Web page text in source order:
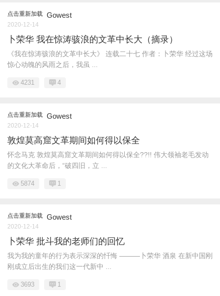
点击重新加载 Gowest
2020-12-14
卜荣华 我在惊涛骇浪的文革中长大（摘录）
《我在惊涛骇浪的文革中长大》 连载二十七 作者：卜荣华 经过这场
惊心动魄的风雨之后，我虽 ...
4231 4
点击重新加载 Gowest
2020-12-14
敦煌莫高窟文革期间如何得以保全
怀念马克 敦煌莫高窟文革期间如何得以保全??!! 伟大领袖老毛发动
的文化大革命后，“破四旧，立 ...
5874 1
点击重新加载 Gowest
2020-12-14
卜荣华 批斗我的老师们的回忆
我为我的童年的行为表示深深的忏悔 ———卜荣华 酒泉 在新中国刚
刚成立后出生的我们这一代新中 ...
3693 1